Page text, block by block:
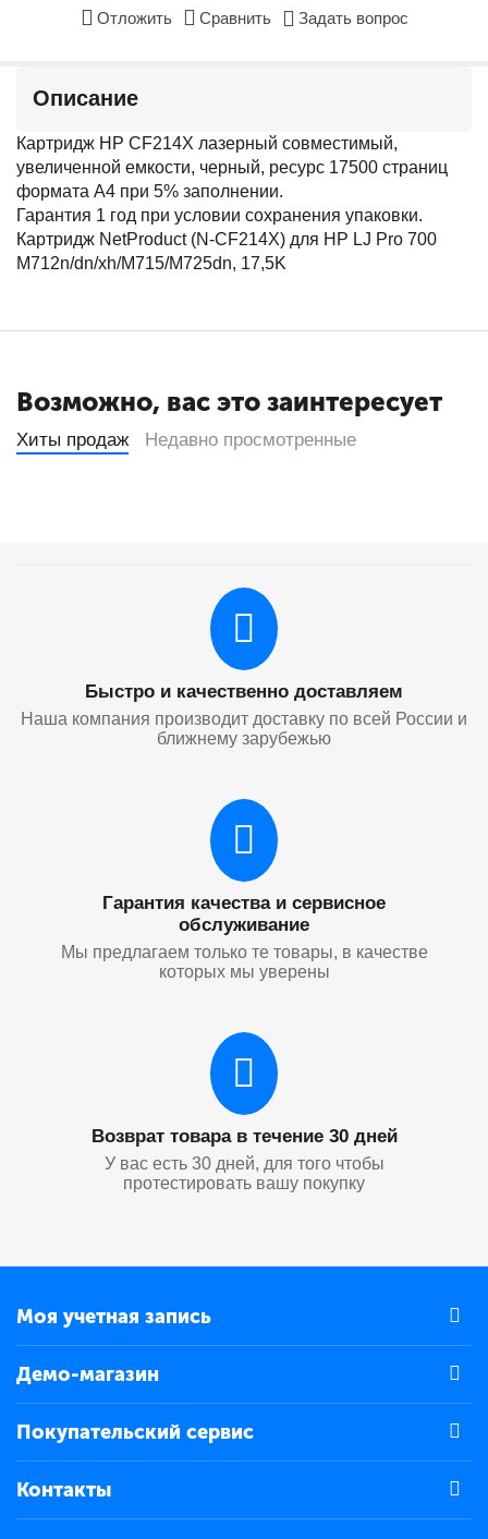
Отложить Сравнить Задать вопрос
Описание
Картридж HP CF214X лазерный совместимый,
увеличенной емкости, черный, ресурс 17500 страниц
формата А4 при 5% заполнении.
Гарантия 1 год при условии сохранения упаковки.
Картридж NetProduct (N-CF214X) для HP LJ Pro 700
M712n/dn/xh/M715/M725dn, 17,5K
Возможно, вас это заинтересует
Хиты продаж Недавно просмотренные
Быстро и качественно доставляем
Наша компания производит доставку по всей России и
ближнему зарубежью
Гарантия качества и сервисное
обслуживание
Мы предлагаем только те товары, в качестве
которых мы уверены
Возврат товара в течение 30 дней
У вас есть 30 дней, для того чтобы
протестировать вашу покупку
Моя учетная запись
Демо-магазин
Покупательский сервис
Контакты